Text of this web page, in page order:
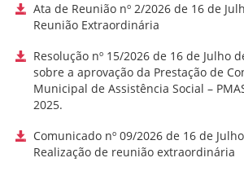
Ata de Reunião nº 2/2026 de 16 de
Reunião Extraordinária
Resolução nº 15/2026 de 16 de Julho
sobre a aprovação da Prestação de
Municipal de Assistência Social –
2025.
Comunicado nº 09/2026 de 16 de
Realização de reunião extraordinária